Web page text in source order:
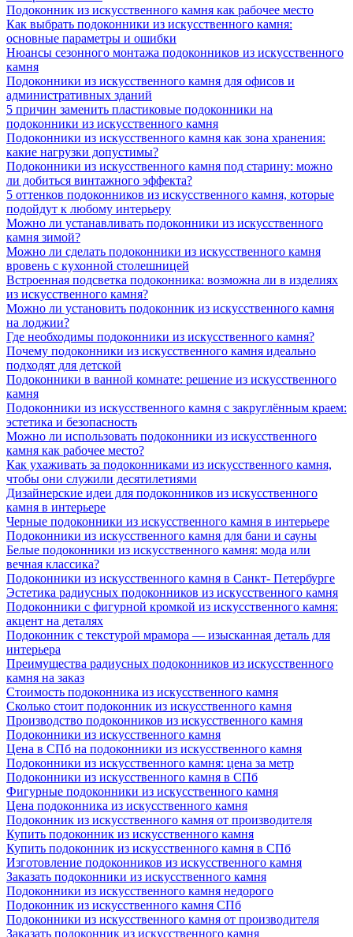
Подоконник из искусственного камня как рабочее место
Как выбрать подоконники из искусственного камня:
основные параметры и ошибки
Нюансы сезонного монтажа подоконников из искусственного
камня
Подоконники из искусственного камня для офисов и
административных зданий
5 причин заменить пластиковые подоконники на
подоконники из искусственного камня
Подоконники из искусственного камня как зона хранения:
какие нагрузки допустимы?
Подоконники из искусственного камня под старину: можно
ли добиться винтажного эффекта?
5 оттенков подоконников из искусственного камня, которые
подойдут к любому интерьеру
Можно ли устанавливать подоконники из искусственного
камня зимой?
Можно ли сделать подоконники из искусственного камня
вровень с кухонной столешницей
Встроенная подсветка подоконника: возможна ли в изделиях
из искусственного камня?
Можно ли установить подоконник из искусственного камня
на лоджии?
Где необходимы подоконники из искусственного камня?
Почему подоконники из искусственного камня идеально
подходят для детской
Подоконники в ванной комнате: решение из искусственного
камня
Подоконники из искусственного камня с закруглённым краем:
эстетика и безопасность
Можно ли использовать подоконники из искусственного
камня как рабочее место?
Как ухаживать за подоконниками из искусственного камня,
чтобы они служили десятилетиями
Дизайнерские идеи для подоконников из искусственного
камня в интерьере
Черные подоконники из искусственного камня в интерьере
Подоконники из искусственного камня для бани и сауны
Белые подоконники из искусственного камня: мода или
вечная классика?
Подоконники из искусственного камня в Санкт- Петербурге
Эстетика радиусных подоконников из искусственного камня
Подоконники с фигурной кромкой из искусственного камня:
акцент на деталях
Подоконник с текстурой мрамора — изысканная деталь для
интерьера
Преимущества радиусных подоконников из искусственного
камня на заказ
Стоимость подоконника из искусственного камня
Сколько стоит подоконник из искусственного камня
Производство подоконников из искусственного камня
Подоконники из искусственного камня
Цена в СПб на подоконники из искусственного камня
Подоконники из искусственного камня: цена за метр
Подоконники из искусственного камня в СПб
Фигурные подоконники из искусственного камня
Цена подоконника из искусственного камня
Подоконник из искусственного камня от производителя
Купить подоконник из искусственного камня
Купить подоконник из искусственного камня в СПб
Изготовление подоконников из искусственного камня
Заказать подоконники из искусственного камня
Подоконники из искусственного камня недорого
Подоконник из искусственного камня СПб
Подоконники из искусственного камня от производителя
Заказать подоконник из искусственного камня